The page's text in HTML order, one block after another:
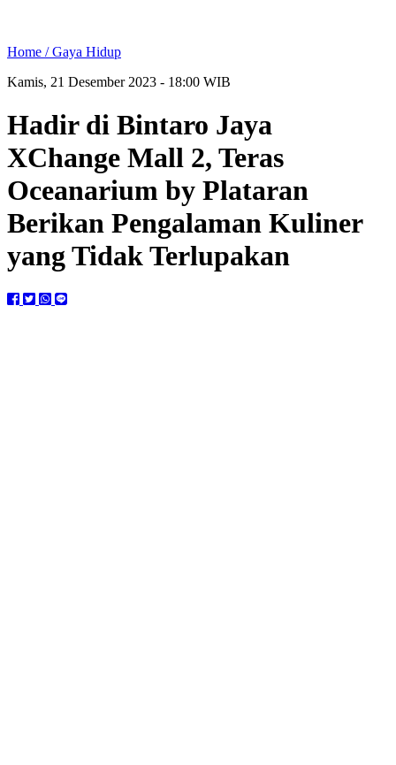
Home /Gaya Hidup
Kamis, 21 Desember 2023 - 18:00 WIB
Hadir di Bintaro Jaya
XChange Mall 2, Teras
Oceanarium by Plataran
Berikan Pengalaman Kuliner
yang Tidak Terlupakan